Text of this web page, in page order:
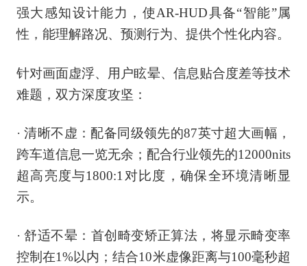
强大感知设计能力，使AR-HUD具备“智能”属
性，能理解路况、预测行为、提供个性化内容。
针对画面虚浮、用户眩晕、信息贴合度差等技术
难题，双方深度攻坚：
·清晰不虚：配备同级领先的87英寸超大画幅，
跨车道信息一览无余；配合行业领先的12000nits
超高亮度与1800:1对比度，确保全环境清晰显
示。
·舒适不晕：首创畸变矫正算法，将显示畸变率
控制在1%以内；结合10米虚像距离与100毫秒超